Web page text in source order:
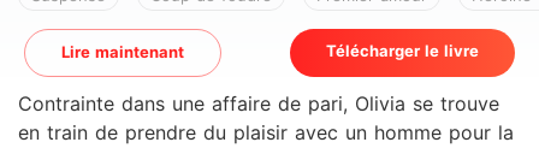
Lire maintenant Télécharger le livre
Contrainte dans une affaire de pari, Olivia se trouve
en train de prendre du plaisir avec un homme pour la